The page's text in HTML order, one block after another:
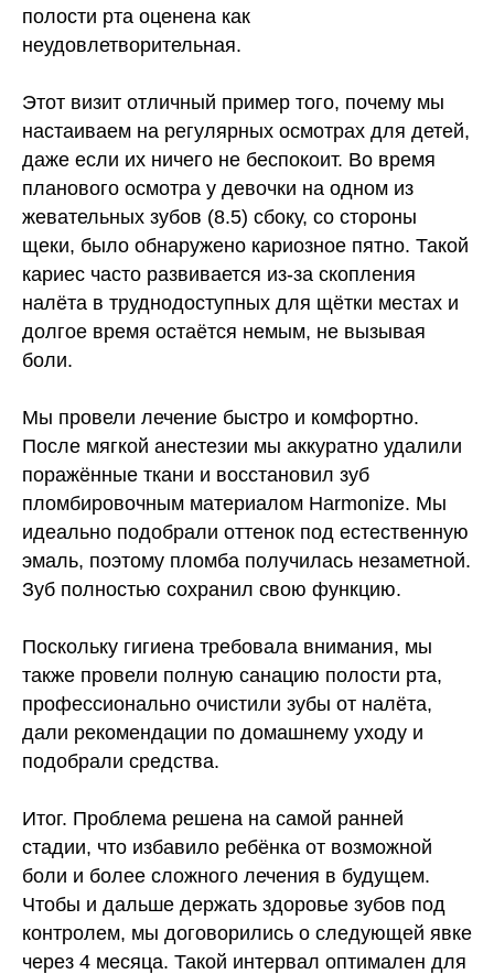
полости рта оценена как
неудовлетворительная.
Этот визит отличный пример того, почему мы
настаиваем на регулярных осмотрах для детей,
даже если их ничего не беспокоит. Во время
планового осмотра у девочки на одном из
жевательных зубов (8.5) сбоку, со стороны
щеки, было обнаружено кариозное пятно. Такой
кариес часто развивается из-за скопления
налёта в труднодоступных для щётки местах и
долгое время остаётся немым, не вызывая
боли.
Мы провели лечение быстро и комфортно.
После мягкой анестезии мы аккуратно удалили
поражённые ткани и восстановил зуб
пломбировочным материалом Harmonize. Мы
идеально подобрали оттенок под естественную
эмаль, поэтому пломба получилась незаметной.
Зуб полностью сохранил свою функцию.
Поскольку гигиена требовала внимания, мы
также провели полную санацию полости рта,
профессионально очистили зубы от налёта,
дали рекомендации по домашнему уходу и
подобрали средства.
Итог. Проблема решена на самой ранней
стадии, что избавило ребёнка от возможной
боли и более сложного лечения в будущем.
Чтобы и дальше держать здоровье зубов под
контролем, мы договорились о следующей явке
через 4 месяца. Такой интервал оптимален для